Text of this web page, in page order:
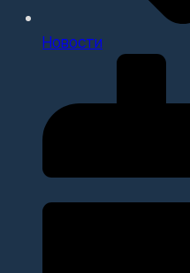
Новости